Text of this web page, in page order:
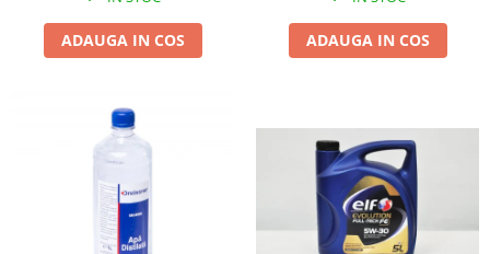
ADAUGA IN COS ADAUGA IN COS